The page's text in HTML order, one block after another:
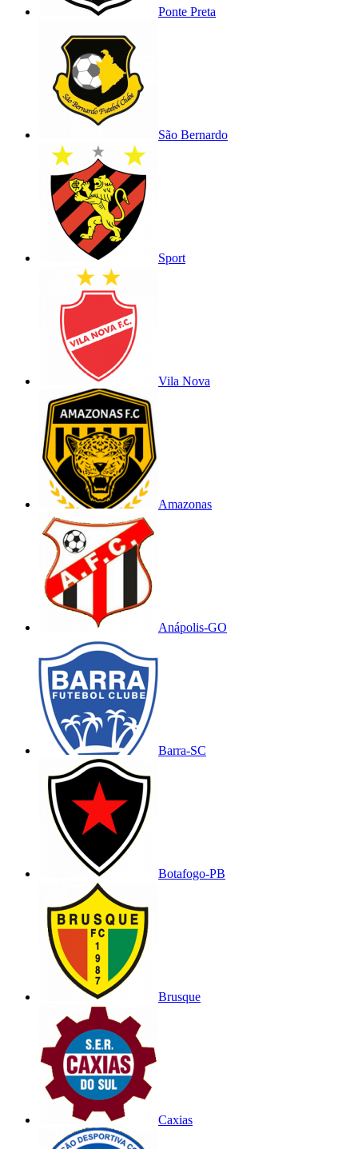
Ponte Preta
São Bernardo
Sport
Vila Nova
Amazonas
Anápolis-GO
Barra-SC
Botafogo-PB
Brusque
Caxias